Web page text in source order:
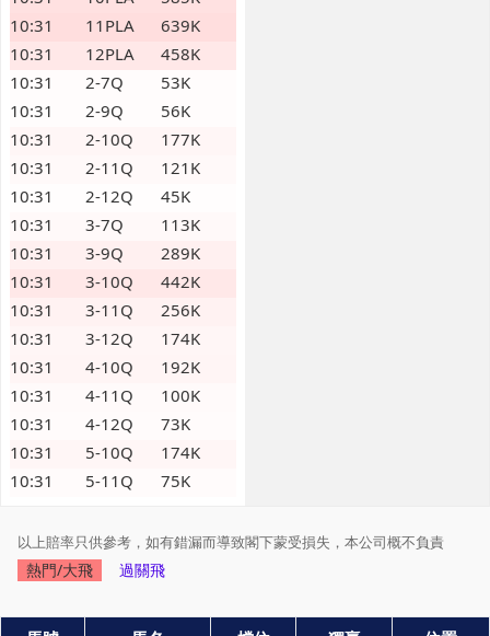
10:31
11PLA
639K
10:31
12PLA
458K
10:31
2-7Q
53K
10:31
2-9Q
56K
10:31
2-10Q
177K
10:31
2-11Q
121K
10:31
2-12Q
45K
10:31
3-7Q
113K
10:31
3-9Q
289K
10:31
3-10Q
442K
10:31
3-11Q
256K
10:31
3-12Q
174K
10:31
4-10Q
192K
10:31
4-11Q
100K
10:31
4-12Q
73K
10:31
5-10Q
174K
10:31
5-11Q 75K
以上賠率只供參考，如有錯漏而導致閣下蒙受損失，本公司概不負責
熱門/大飛 過關飛